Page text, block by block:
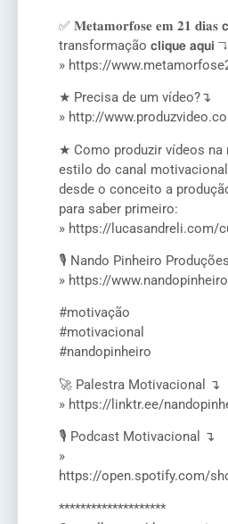
✅ 𝐌𝐞𝐭𝐚𝐦𝐨𝐫𝐟𝐨𝐬𝐞 𝐞𝐦 𝟐𝟏 𝐝𝐢𝐚𝐬
transformação 𝗰𝗹𝗶𝗾𝘂𝗲 𝗮𝗾𝘂𝗶 ↴
» https://
★ Precisa de um vídeo?↴
» http://
★ Como produzir vídeos na
estilo do canal
desde o conceito a
para saber primeiro:
» https://lucasandreli.com/
🎙️ Nando Pinheiro
» https://
#motivação
#motivacional
#nandopinheiro
🚀 Palestra Motivacional ↴
» https://linktr.ee/
🎙️ Podcast Motivacional ↴
»
https://open.spotify.com/
********************